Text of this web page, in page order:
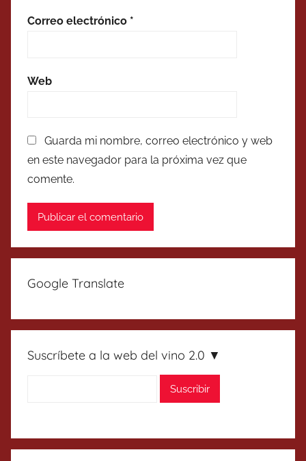
Correo electrónico *
Web
Guarda mi nombre, correo electrónico y web
en este navegador para la próxima vez que
comente.
Google Translate
Suscríbete a la web del vino 2.0 ▼